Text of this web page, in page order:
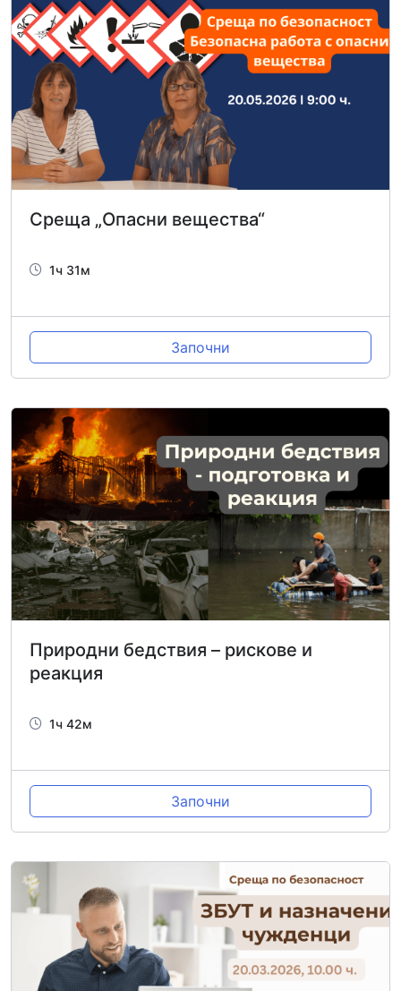
Среща „Опасни вещества“
1ч 31м
Започни
Природни бедствия – рискове и
реакция
1ч 42м
Започни